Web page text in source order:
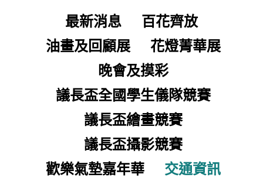
最新消息
百花齊放
油畫及回顧展
花燈菁華展
晚會及摸彩
議長盃全國學生儀隊競賽
議長盃繪畫競賽
議長盃攝影競賽
歡樂氣墊嘉年華
交通資訊